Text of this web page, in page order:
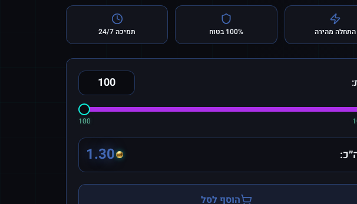
התחלה מהירה 100% בטוח תמיכה 24/7
100
1.30
הוסף לסל